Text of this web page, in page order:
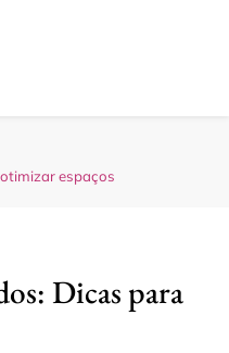
espaços
Dicas para